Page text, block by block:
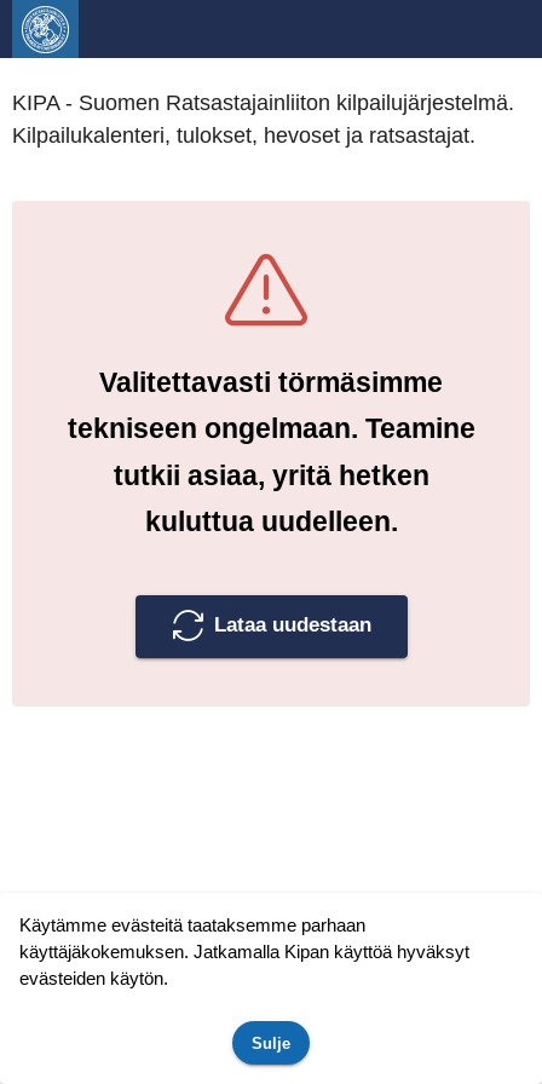
KIPA - Suomen Ratsastajainliiton kilpailujärjestelmä.
Kilpailukalenteri, tulokset, hevoset ja ratsastajat.
Valitettavasti törmäsimme
tekniseen ongelmaan. Teamine
tutkii asiaa, yritä hetken
kuluttua uudelleen.
Lataa uudestaan
Käytämme evästeitä taataksemme parhaan
käyttäjäkokemuksen. Jatkamalla Kipan käyttöä hyväksyt
evästeiden käytön.
Sulje